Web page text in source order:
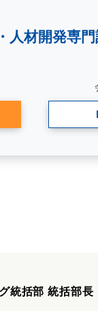
人材開発専
統括部 統括部長